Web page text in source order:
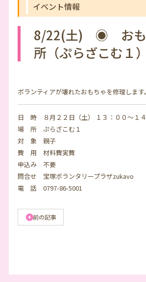
イベント情報
8/22(土) ◉ おも
所（ぷらざこむ１）
ボランティアが壊れたおもちゃを修理します。
日 時 ８月２２日（土） １３：００～１
場 所 ぷらざこむ１
対 象 親子
費 用 材料費実費
申込み 不要
問合せ 宝塚ボランタリープラザzukavo
電 話 0797-86-5001
前の記事